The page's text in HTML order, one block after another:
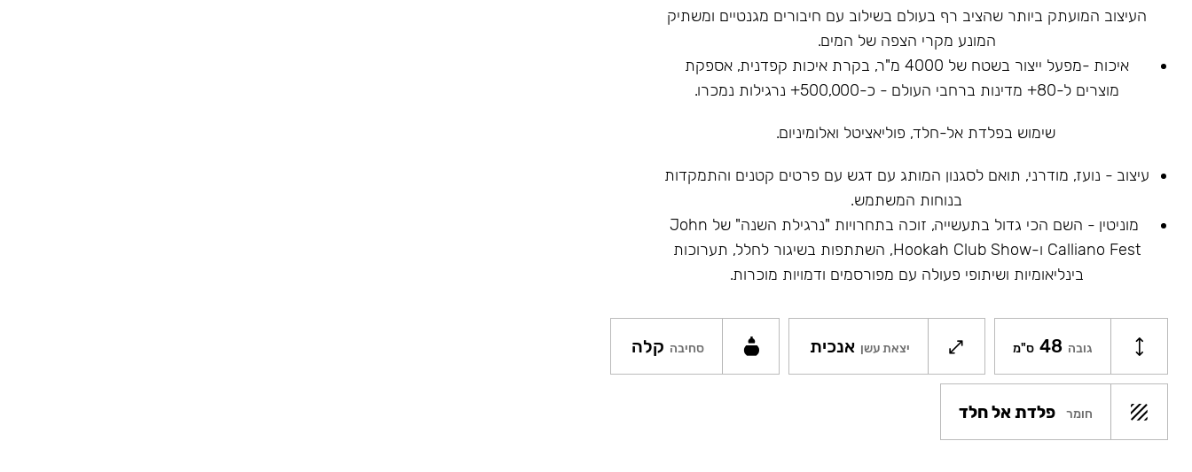
העיצוב המועתק ביותר שהציב רף בעולם בשילוב עם חיבורים מגנטיים ומשתיק
המונע מקרי הצפה של המים.
איכות -מפעל ייצור בשטח של 4000 מ"ר, בקרת איכות קפדנית, אספקת
מוצרים ל-80+ מדינות ברחבי העולם - כ-500,000+ נרגילות נמכרו.
שימוש בפלדת אל-חלד, פוליאציטל ואלומיניום.
עיצוב - נועז, מודרני, תואם לסגנון המותג עם דגש עם פרטים קטנים והתמקדות
בנוחות המשתמש.
מוניטין - השם הכי גדול בתעשייה, זוכה בתחרויות "נרגילת השנה" של John
Calliano Fest ו-Hookah Club Show, השתתפות בשיגור לחלל, תערוכות
בינליאומיות ושיתופי פעולה עם מפורסמים ודמויות מוכרות.
גובה 48 ס"מ יצאת עשן אנכית סחיבה קלה
חומר פלדת אל חלד